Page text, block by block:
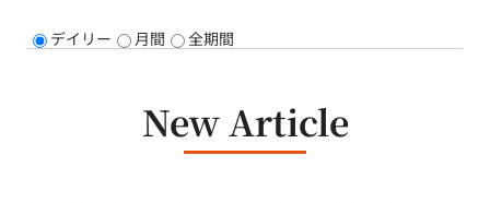
デイリー 月間 全期間
New Article